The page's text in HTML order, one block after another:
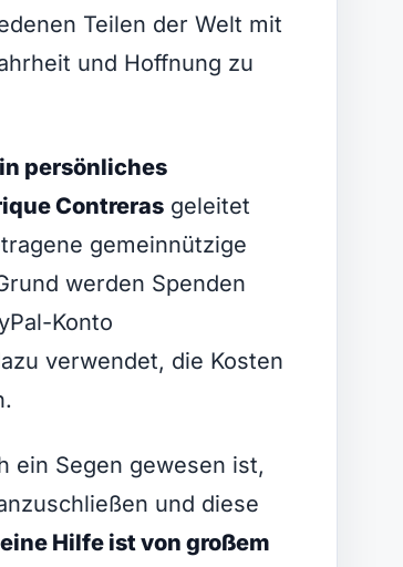
Teilen der Welt mit
und Hoffnung zu
persönliches
Contreras geleitet
gemeinnützige
werden Spenden
Konto
verwendet, die Kosten
ein Segen gewesen ist,
und diese
Hilfe ist von großem